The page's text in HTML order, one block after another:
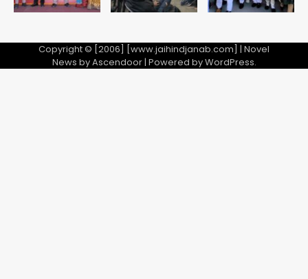
Copyright © [2006] [www.jaihindjanab.com] | Novel
News byAscendoor| Powered byWordPress.